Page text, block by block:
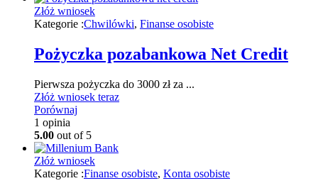
Złóż wniosek
Kategorie :Chwilówki, Finanse osobiste
Pożyczka pozabankowa Net Credit
Pierwsza pożyczka do 3000 zł za ...
Złóż wniosek teraz
Porównaj
1 opinia
5.00 out of 5
Złóż wniosek
Kategorie :Finanse osobiste, Konta osobiste